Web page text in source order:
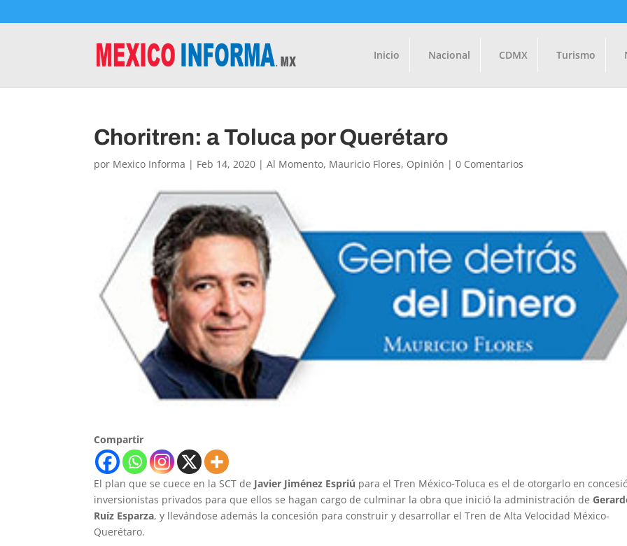
Inicio Nacional CDMX Turismo
Choritren: a Toluca por Querétaro
por Mexico Informa | Feb 14, 2020 |Al Momento, Mauricio Flores, Opinión |0 Comentarios
Compartir
El plan que se cuece en la SCT de Javier Jiménez Espriú para el Tren México-Toluca es el de otorgarlo en
inversionistas privados para que ellos se hagan cargo de culminar la obra que inició la administración de
Ruíz Esparza, y llevándose además la concesión para construir y desarrollar el Tren de Alta Velocidad México-
Querétaro.